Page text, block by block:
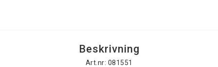
Beskrivning
Art.nr: 081551